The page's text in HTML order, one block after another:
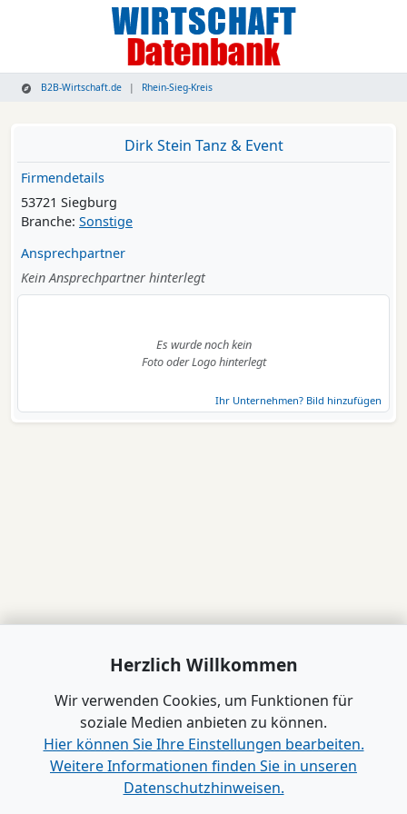
B2B-Wirtschaft.de Rhein-Sieg-Kreis
Dirk Stein Tanz & Event
Firmendetails
53721 Siegburg
Branche: Sonstige
Ansprechpartner
Kein Ansprechpartner hinterlegt
Es wurde noch kein
Foto oder Logo hinterlegt
Ihr Unternehmen? Bild hinzufügen
Herzlich Willkommen
Wir verwenden Cookies, um Funktionen für
soziale Medien anbieten zu können.
Hier können Sie Ihre Einstellungen bearbeiten.
Weitere Informationen finden Sie in unseren
Datenschutzhinweisen.